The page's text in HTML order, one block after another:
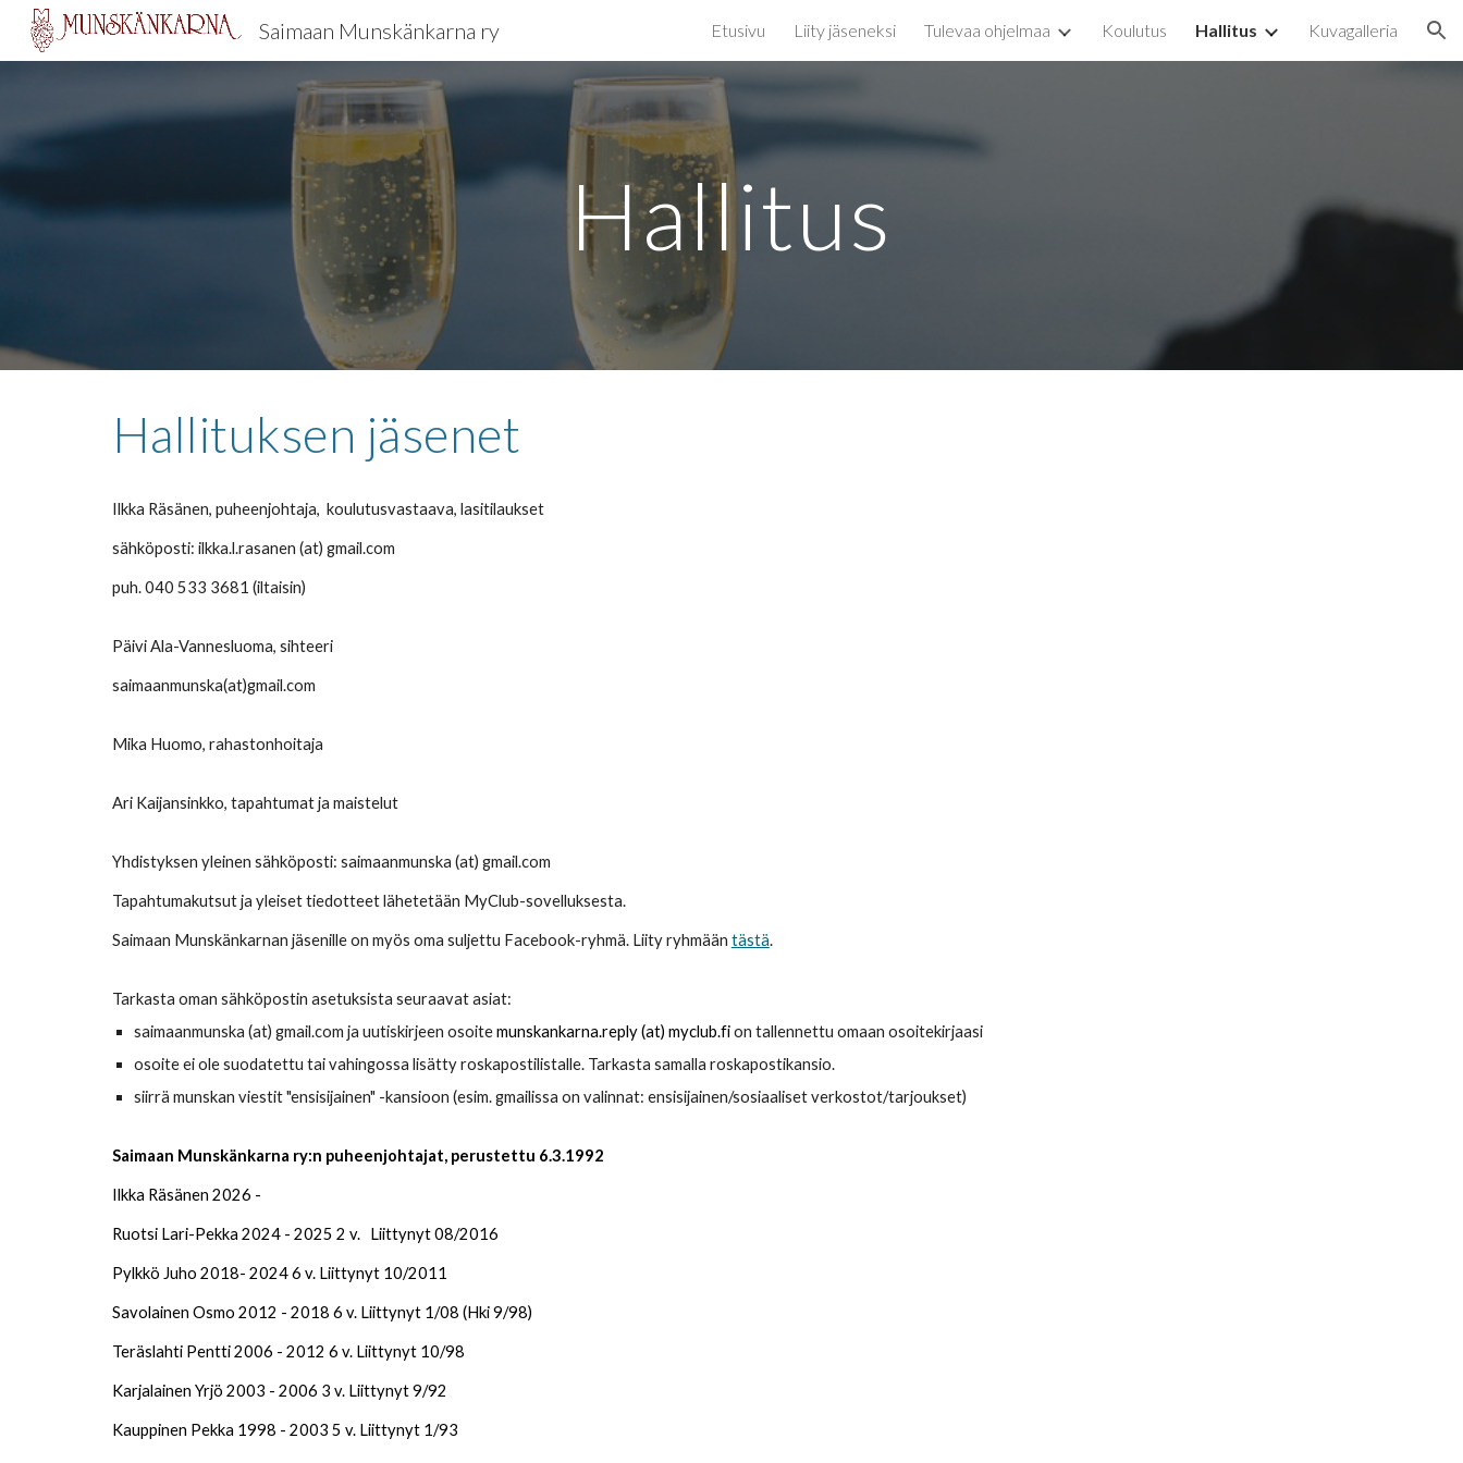
Skip to main content Skip to navigation
Saimaan Munskänkarna ry Etusivu Liity jäseneksi Tulevaa ohjelmaa Koulutus Hallitus Kuvagalleria
Hallitus
Hallituksen jäsenet
Ilkka Räsänen, puheenjohtaja, koulutusvastaava, lasitilaukset
sähköposti: ilkka.l.rasanen (at) gmail.com
puh. 040 533 3681 (iltaisin)
Päivi Ala-Vannesluoma, sihteeri
saimaanmunska(at)gmail.com
Mika Huomo, rahastonhoitaja
Ari Kaijansinkko, tapahtumat ja maistelut
Yhdistyksen yleinen sähköposti: saimaanmunska (at) gmail.com
Tapahtumakutsut ja yleiset tiedotteet lähetetään MyClub-sovelluksesta.
Saimaan Munskänkarnan jäsenille on myös oma suljettu Facebook-ryhmä. Liity ryhmään tästä.
Tarkasta oman sähköpostin asetuksista seuraavat asiat:
saimaanmunska (at) gmail.com ja uutiskirjeen osoitemunskankarna.reply (at) myclub.fion tallennettu omaan osoitekirjaasi
osoite ei ole suodatettu tai vahingossa lisätty roskapostilistalle. Tarkasta samalla roskapostikansio.
siirrä munskan viestit "ensisijainen" -kansioon (esim. gmailissa on valinnat: ensisijainen/sosiaaliset verkostot/tarjoukset)
Saimaan Munskänkarna ry:n puheenjohtajat, perustettu 6.3.1992
Ilkka Räsänen 2026 -
Ruotsi Lari-Pekka 2024 - 2025 2 v. Liittynyt 08/2016
Pylkkö Juho 2018- 2024 6 v. Liittynyt 10/2011
Savolainen Osmo 2012 - 2018 6 v. Liittynyt 1/08 (Hki 9/98)
Teräslahti Pentti 2006 - 2012 6 v. Liittynyt 10/98
Karjalainen Yrjö 2003 - 2006 3 v. Liittynyt 9/92
Kauppinen Pekka 1998 - 2003 5 v. Liittynyt 1/93